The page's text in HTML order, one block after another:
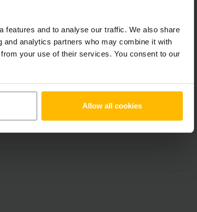
features and to analyse our traffic. We also share
analytics partners who may combine it with
your use of their services. You consent to our
Allow all cookies
25 V / 40 Ah